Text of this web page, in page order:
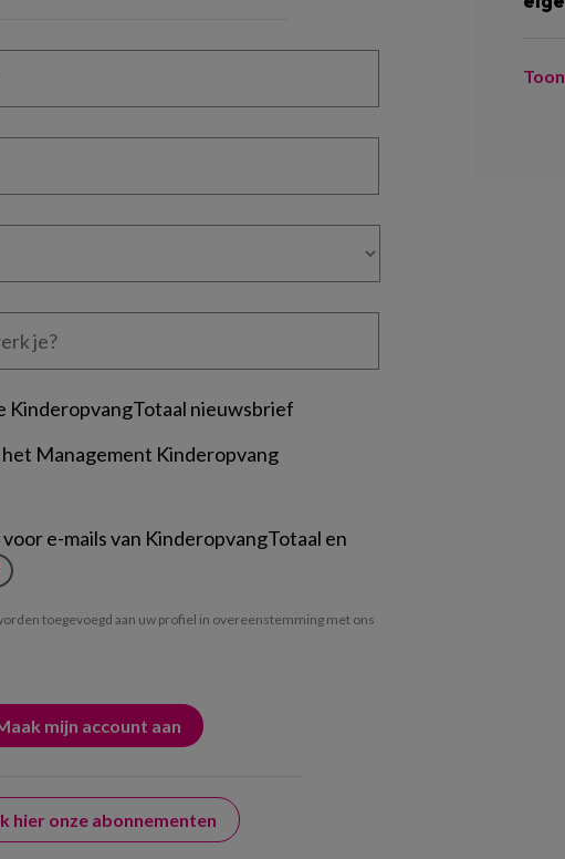
KinderopvangTotaal nieuwsbrief
Management Kinderopvang
e-mails van KinderopvangTotaal en
toegevoegd aan uw profiel in overeenstemming met ons
hier onze abonnementen